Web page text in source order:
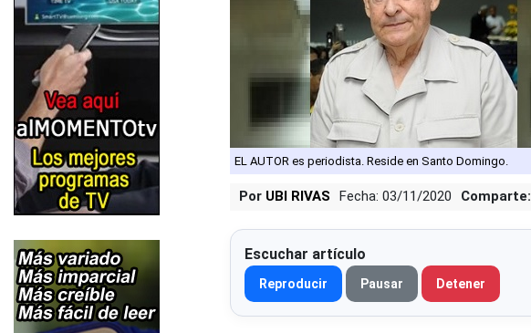
EL AUTOR es periodista. Reside en Santo Domingo.
Por UBI RIVAS Fecha: 03/11/2020 Comparte:
Escuchar artículo
Reproducir Pausar Detener